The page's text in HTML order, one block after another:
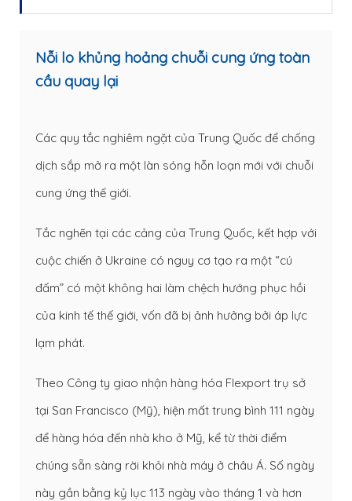
Nỗi lo khủng hoảng chuỗi cung ứng toàn
cầu quay lại
Các quy tắc nghiêm ngặt của Trung Quốc để chống
dịch sắp mở ra một làn sóng hỗn loạn mới với chuỗi
cung ứng thế giới.
Tắc nghẽn tại các cảng của Trung Quốc, kết hợp với
cuộc chiến ở Ukraine có nguy cơ tạo ra một “cú
đấm” có một không hai làm chệch hướng phục hồi
của kinh tế thế giới, vốn đã bị ảnh hưởng bởi áp lực
lạm phát.
Theo Công ty giao nhận hàng hóa Flexport trụ sở
tại San Francisco (Mỹ), hiện mất trung bình 111 ngày
để hàng hóa đến nhà kho ở Mỹ, kể từ thời điểm
chúng sẵn sàng rời khỏi nhà máy ở châu Á. Số ngày
này gần bằng kỷ lục 113 ngày vào tháng 1 và hơn